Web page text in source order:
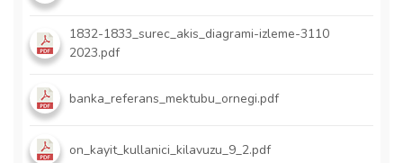
1832-1833_surec_akis_diagrami-izleme-3110
2023.pdf
banka_referans_mektubu_ornegi.pdf
on_kayit_kullanici_kilavuzu_9_2.pdf